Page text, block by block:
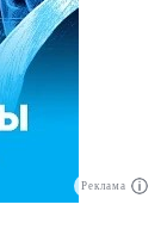
Реклама